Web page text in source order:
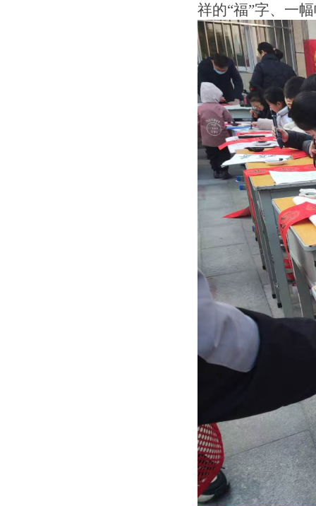
祥的“福”字、一